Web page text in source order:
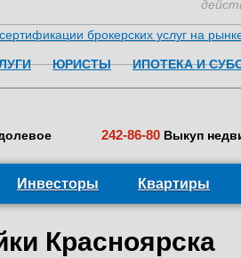
ЮРИСТЫ ИПОТЕКА И
242-86-80 Выкуп
Инвесторы Квартиры
Красноярска